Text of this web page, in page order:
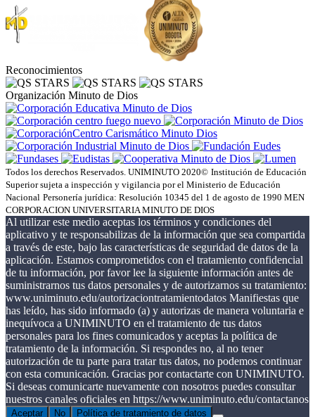
Reconocimientos
Organización Minuto de Dios
Todos los derechos Reservados. UNIMINUTO 2020© Institución de Educación
Superior sujeta a inspección y vigilancia por el Ministerio de Educación
Nacional Personería jurídica: Resolución 10345 del 1 de agosto de 1990 MEN
CORPORACION UNIVERSITARIA MINUTO DE DIOS
Al utilizar este medio aceptas los términos y condiciones del
aplicativo y te responsabilizas de la información que sea compartida
a través de este, bajo las características de seguridad de datos de la
aplicación. Estamos comprometidos con el tratamiento confidencial
de tu información, por favor lee la siguiente información antes de
suministrarnos tus datos personales y de autorizarnos su tratamiento:
www.uniminuto.edu/autorizaciontratamientodatos Manifiestas que
has leído, has sido informado (a) y autorizas de manera voluntaria e
inequívoca a UNIMINUTO en el tratamiento de tus datos
personales para los fines comunicados y aceptas la política de
tratamiento de la información. Si respondes no, al no tener
autorización de tu parte para tratar tus datos, no podemos continuar
con esta comunicación. Gracias por contactarte con UNIMINUTO.
Si deseas comunicarte nuevamente con nosotros puedes consultar
nuestros canales oficiales en https://www.uniminuto.edu/contactanos
Aceptar No Política de tratamiento de datos